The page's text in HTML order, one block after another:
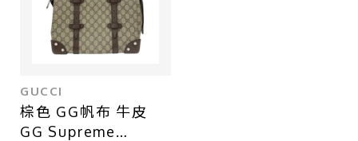
台北 - 台北本店
台北 - 台北本店-別館
台北 - 中山店
台中 - 廣三SOGO店
GUCCI
棕色 GG帆布 牛皮
GG Supreme